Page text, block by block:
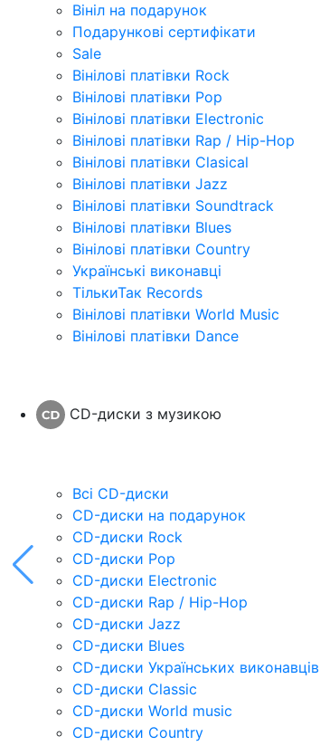
Вініл на подарунок
Подарункові сертифікати
Sale
Вінілові платівки Rock
Вінілові платівки Pop
Вінілові платівки Electronic
Вінілові платівки Rap / Hip-Hop
Вінілові платівки Clasical
Вінілові платівки Jazz
Вінілові платівки Soundtrack
Вінілові платівки Blues
Вінілові платівки Country
Українські виконавці
ТількиТак Records
Вінілові платівки World Music
Вінілові платівки Dance
CD-диски з музикою
Всі CD-диски
CD-диски на подарунок
CD-диски Rock
CD-диски Pop
CD-диски Electronic
CD-диски Rap / Hip-Hop
CD-диски Jazz
CD-диски Blues
CD-диски Українських виконавців
CD-диски Classic
CD-диски World music
CD-диски Country